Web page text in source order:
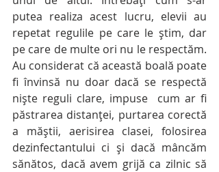
putea realiza acest lucru, elevii au
repetat regulile pe care le știm, dar
pe care de multe ori nu le respectăm.
Au considerat că această boală poate
fi învinsă nu doar dacă se respectă
niște reguli clare, impuse  cum ar fi
păstrarea distanței, purtarea corectă
a măștii, aerisirea clasei, folosirea
dezinfectantului ci și dacă mâncăm
sănătos, dacă avem grijă ca zilnic să